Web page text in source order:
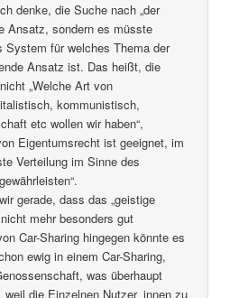
denke, die Suche nach „der
Ansatz, sondern es müsste
System für welches Thema der
Ansatz ist. Das heißt, die
„Welche Art von
kommunistisch,
etc wollen wir haben“,
Eigentumsrecht ist geeignet, im
Verteilung im Sinne des
gerade, dass das „geistige
mehr besonders gut
Car-Sharing hingegen könnte es
ewig in einem Car-Sharing,
was überhaupt
die Einzelnen Nutzer_innen zu